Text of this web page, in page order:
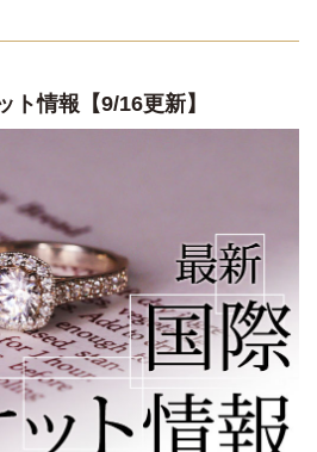
ト情報【9/16更新】